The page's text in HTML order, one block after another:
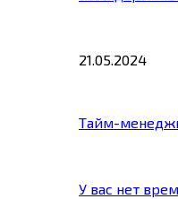
21.05.2024
Тайм-
У вас нет